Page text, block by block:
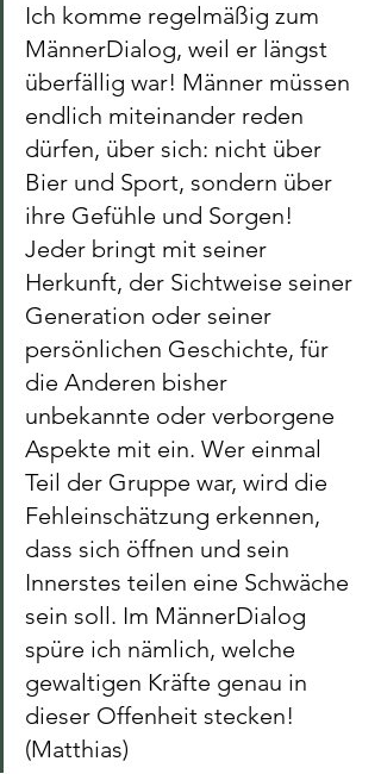
Ich komme regelmäßig zum
MännerDialog, weil er längst
überfällig war! Männer müssen
endlich miteinander reden
dürfen, über sich: nicht über
Bier und Sport, sondern über
ihre Gefühle und Sorgen!
Jeder bringt mit seiner
Herkunft, der Sichtweise seiner
Generation oder seiner
persönlichen Geschichte, für
die Anderen bisher
unbekannte oder verborgene
Aspekte mit ein. Wer einmal
Teil der Gruppe war, wird die
Fehleinschätzung erkennen,
dass sich öffnen und sein
Innerstes teilen eine Schwäche
sein soll. Im MännerDialog
spüre ich nämlich, welche
gewaltigen Kräfte genau in
dieser Offenheit stecken!
(Matthias)